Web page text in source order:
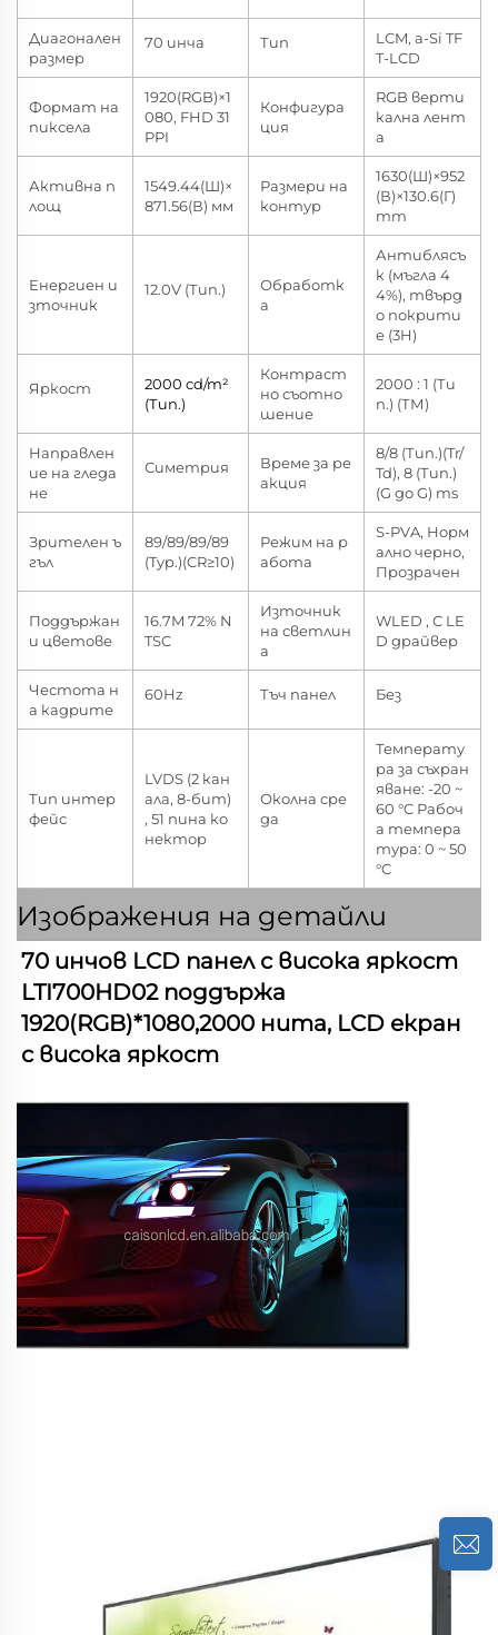
Диагонален
размер
70 инча Тип
LCM, a-Si TF
T-LCD
Формат на
пиксела
1920(RGB)×1
080, FHD 31
PPI
Конфигура
ция
RGB верти
кална лент
а
Активна п
лощ
1549.44(Ш)×
871.56(В) мм
Размери на
контур
1630(Ш)×952
(В)×130.6(Г)
mm
Енергиен и
зточник
12.0V (Тип.)
Обработк
а
Антиблясъ
к (мъгла 4
4%), твърд
о покрити
е (3H)
Яркост
2000 cd/m²
(Тип.)
Контраст
но съотно
шение
2000 : 1 (Ти
п.) (ТМ)
Направлен
ие на гледа
не
Симетрия
Време за ре
акция
8/8 (Тип.)(Tr/
Td), 8 (Тип.)
(G до G) ms
Зрителен ъ
гъл
89/89/89/89
(Typ.)(CR≥10)
Режим на р
абота
S-PVA, Норм
ално черно,
Прозрачен
Поддържан
и цветове
16.7M 72% N
TSC
Източник
на светлин
а
WLED , С LE
D драйвер
Честота н
а кадрите
60Hz Тъч панел Без
Тип интер
фейс
LVDS (2 кан
ала, 8-бит)
, 51 пина ко
нектор
Околна сре
да
Температу
ра за съхран
яване: -20 ~
60 °C Рабоч
а темпера
тура: 0 ~ 50
°C
Изображения на детайли
70 инчов LCD панел с висока яркост
LTI700HD02 поддържа
1920(RGB)*1080,2000 нита, LCD екран
с висока яркост